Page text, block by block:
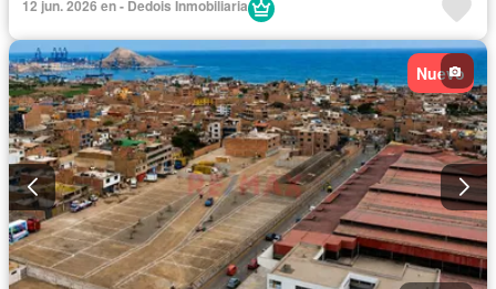
12 jun. 2026 en - Dedois Inmobiliaria
Nuevo